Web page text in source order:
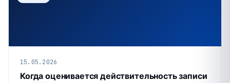
15.05.2026
Когда оценивается действительность записи